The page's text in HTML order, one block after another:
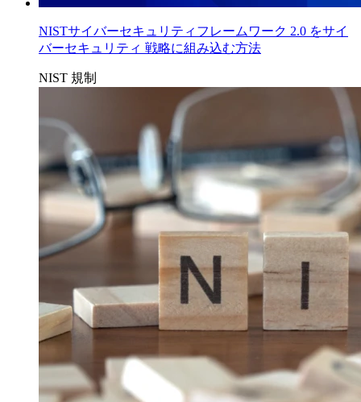
NISTサイバーセキュリティフレームワーク 2.0 をサイ
バーセキュリティ 戦略に組み込む方法
NIST 規制